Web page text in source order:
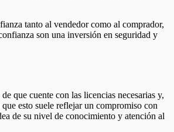
tanto al vendedor como al comprador,
son una inversión en seguridad y
que cuente con las licencias necesarias y,
esto suele reflejar un compromiso con
de su nivel de conocimiento y atención al